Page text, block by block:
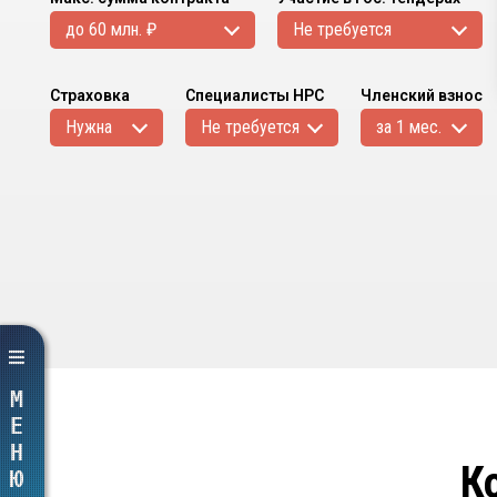
до 60 млн. ₽ Не требуется
Страховка
Нужна
Специалисты НРС
Не требуется
Членский взнос
за 1 мес.
МЕНЮ